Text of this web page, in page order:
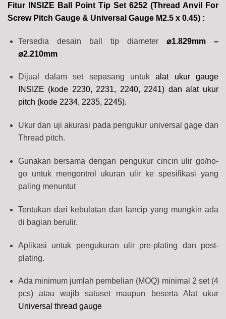
Fitur INSIZE Ball Point Tip Set 6252 (Thread Anvil For
Screw Pitch Gauge & Universal Gauge M2.5 x 0.45) :
Tersedia desain ball tip diameter ⌀1.829mm –
⌀2.210mm
Dijual dalam set sepasang untukalat ukur gauge
INSIZE (kode 2230, 2231, 2240, 2241) dan alat ukur
pitch (kode 2234, 2235, 2245).
Ukur dan uji akurasi pada pengukur universal gage dan
Thread pitch.
Gunakan bersama dengan pengukur cincin ulir go/no-
go untuk mengontrol ukuran ulir ke spesifikasi yang
paling menuntut
Tentukan dari kebulatan dan lancip yang mungkin ada
di bagian berulir.
Aplikasi untuk pengukuran ulir pre-plating dan post-
plating.
Ada minimum jumlah pembelian (MOQ) minimal 2 set (4
pcs) atau wajib satuset maupun beserta Alat ukur
Universal thread gauge